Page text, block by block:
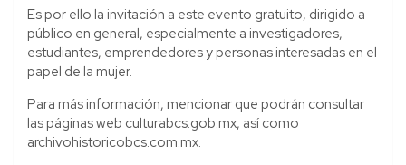
Es por ello la invitación a este evento gratuito, dirigido a
público en general, especialmente a investigadores,
estudiantes, emprendedores y personas interesadas en el
papel de la mujer.
Para más información, mencionar que podrán consultar
las páginas web culturabcs.gob.mx, así como
archivohistoricobcs.com.mx.